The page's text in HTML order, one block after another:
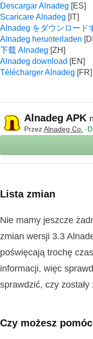
Descargar Alnadeg
Scaricare Alnadeg
Alnadeg をダウンロード
Alnadeg herunterladen
下载 Alnadeg
Alnadeg download
Télécharger Alnadeg
Alnadeg APK
PrzezAlnadeg Co.
Lista zmian
Nie mamy jeszcze
zmian wersji 3.3
poświęcają trochę
informacji, więc
sprawdzić, czy
Czy możesz pomóc